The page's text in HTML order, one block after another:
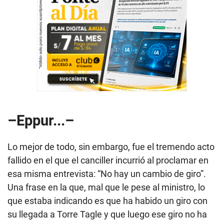
–Eppur...–
Lo mejor de todo, sin embargo, fue el tremendo acto
fallido en el que el canciller incurrió al proclamar en
esa misma entrevista: “No hay un cambio de giro”.
Una frase en la que, mal que le pese al ministro, lo
que estaba indicando es que ha habido un giro con
su llegada a Torre Tagle y que luego ese giro no ha